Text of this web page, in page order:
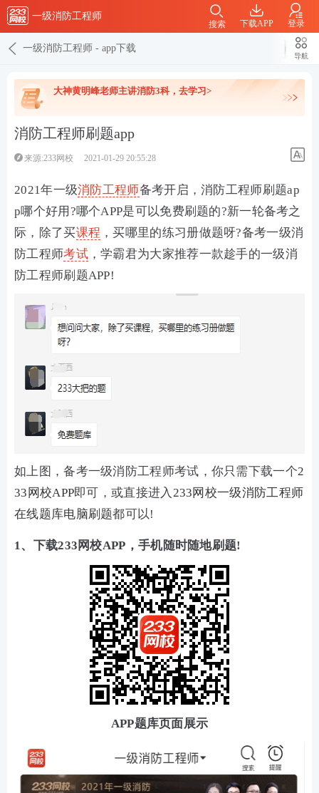
一级消防工程师
下载APP 登录
搜索
一级消防工程师 - app下载
导航
大神黄明峰老师主讲消防3科，去学习>
消防工程师刷题app
来源:233网校 2021-01-29 20:55:28
2021年一级消防工程师备考开启，消防工程师刷题ap
p哪个好用?哪个APP是可以免费刷题的?新一轮备考之
际，除了买课程 ，买哪里的练习册做题呀?备考一级消
防工程师考试，学霸君为大家推荐一款趁手的一级消
防工程师刷题APP!
如上图，备考一级消防工程师考试，你只需下载一个2
33网校APP即可，或直接进入 233网校一级消防工程师
在线题库电脑刷题都可以!
1、下载233网校APP，手机随时随地刷题!
APP题库页面展示